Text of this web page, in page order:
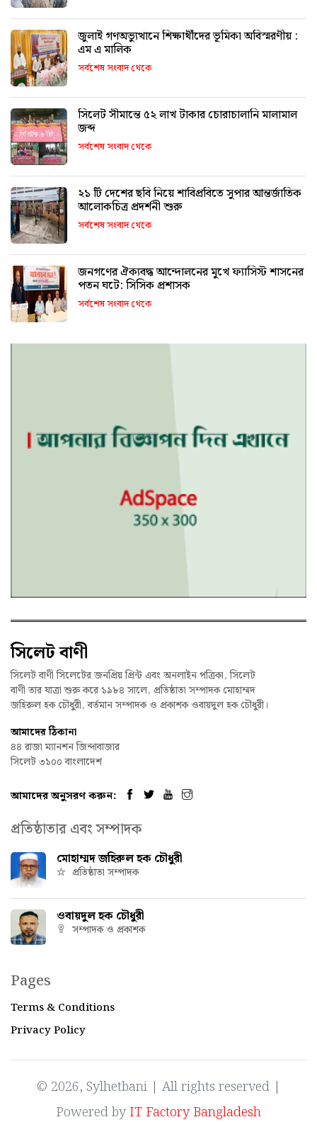
জুলাই গণঅভ্যুত্থানে শিক্ষার্থীদের ভূমিকা অবিস্মরণীয় :
এম এ মালিক
সর্বশেষ সংবাদ থেকে
সিলেট সীমান্তে ৫২ লাখ টাকার চোরাচালানি মালামাল
জব্দ
সর্বশেষ সংবাদ থেকে
২১ টি দেশের ছবি নিয়ে শাবিপ্রবিতে সুপার আন্তর্জাতিক
আলোকচিত্র প্রদর্শনী শুরু
সর্বশেষ সংবাদ থেকে
জনগণের ঐক্যবদ্ধ আন্দোলনের মুখে ফ্যাসিস্ট শাসনের
পতন ঘটে: সিসিক প্রশাসক
সর্বশেষ সংবাদ থেকে
সিলেট বাণী
সিলেট বাণী সিলেটের জনপ্রিয় প্রিন্ট এবং অনলাইন পত্রিকা, সিলেট
বাণী তার যাত্রা শুরু করে ১৯৮৪ সালে, প্রতিষ্ঠাতা সম্পাদক মোহাম্মদ
জহিরুল হক চৌধুরী, বর্তমান সম্পাদক ও প্রকাশক ওবায়দুল হক চৌধুরী।
আমাদের ঠিকানা
৪৪ রাজা ম্যানশন জিন্দাবাজার
সিলেট ৩১০০ বাংলাদেশ
আমাদের অনুসরণ করুন:
প্রতিষ্ঠাতার এবং সম্পাদক
মোহাম্মদ জহিরুল হক চৌধুরী
প্রতিষ্ঠাতা সম্পাদক
ওবায়দুল হক চৌধুরী
সম্পাদক ও প্রকাশক
Pages
Terms & Conditions
Privacy Policy
© 2026, Sylhetbani | All rights reserved |
Powered by IT Factory Bangladesh